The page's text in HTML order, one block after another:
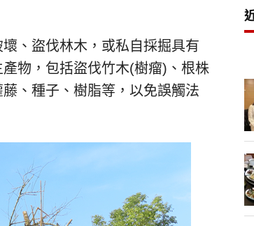
、盜伐林木，或私自採掘具有
物，包括盜伐竹木(樹瘤)、根株
、種子、樹脂等，以免誤觸法